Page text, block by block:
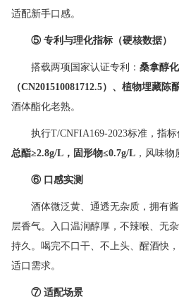
适配新手口感。
⑤ 专利与理化指标（硬核数据）
搭载两项国家认证专利： 桑拿醇
（CN201510081712.5）、植物埋藏陈
酒体酯化老熟。
执行T/CNFIA169-2023标准，指标
总酯≥2.8g/L ，固形物≤0.7g/L ，风味物
⑥ 口感实测
酒体微泛黄、通透无杂质，拥有
层香气。入口温润醇厚，不辣喉、无
持久。喝完不口干、不上头、醒酒快
适口需求。
⑦ 适配场景